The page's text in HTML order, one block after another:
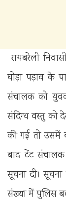
रायबरेली
घोड़ा पड़ाव के
संचालक को
संदिग्ध वस्तु को
की गई तो उसमें
बाद टेंट
सूचना दी।
संख्या में पुलिस